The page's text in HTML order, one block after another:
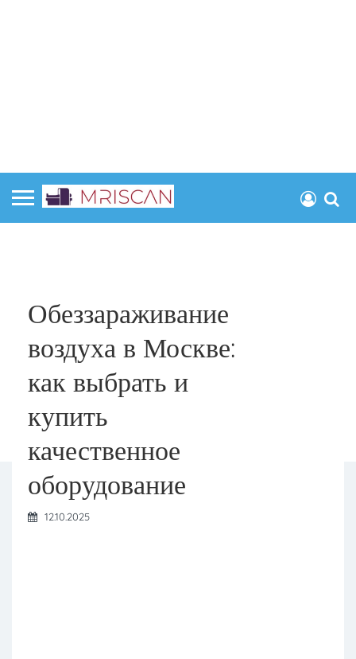
Обеззараживание
воздуха в Москве:
как выбрать и
купить
качественное
оборудование
12.10.2025